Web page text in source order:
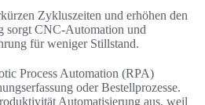
Zykluszeiten und erhöhen den
sorgt CNC-Automation und
für weniger Stillstand.
Process Automation (RPA)
oder Bestellprozesse.
Automatisierung aus, weil